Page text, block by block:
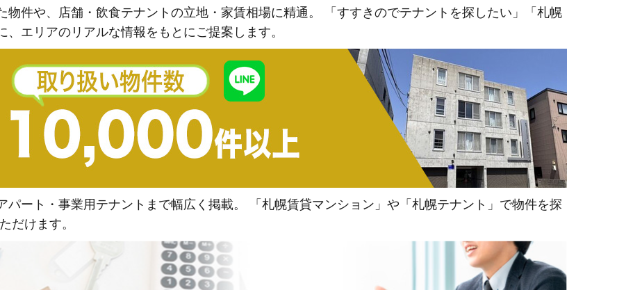
件や、店舗・飲食テナントの立地・家賃相場に精通。 「すすきのでテナントを探したい」「札幌
エリアのリアルな情報をもとにご提案します。
ート・事業用テナントまで幅広く掲載。 「札幌賃貸マンション」や「札幌テナント」で物件を探
だけます。